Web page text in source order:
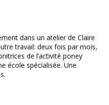
dans un atelier de Claire
travail: deux fois par mois,
de l’activité poney
école spécialisée. Une